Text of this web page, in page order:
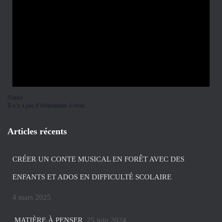
Notice
Il n’y a pas d’évènements à venir.
Articles récents
CRÉER UN CONTE MUSICAL EN FORÊT AVEC DES
ENFANTS ET ADOS EN DIFFICULTÉ SCOLAIRE
4 mars 2025
MATIÈRE À PENSER 25 juin 2024